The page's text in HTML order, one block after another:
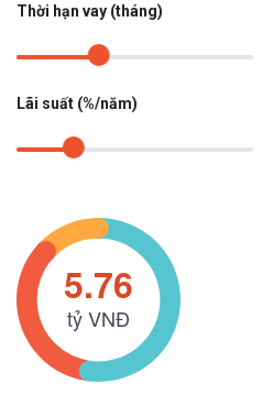
Thời hạn vay (tháng)
Lãi suất (%/năm)